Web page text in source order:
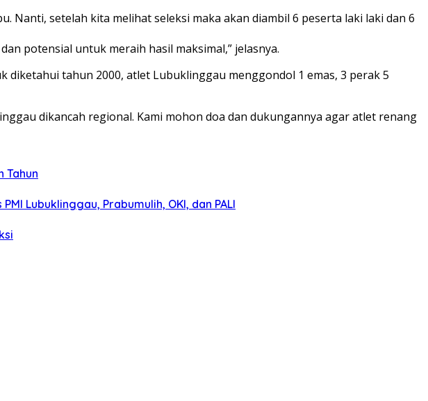
Nanti, setelah kita melihat seleksi maka akan diambil 6 peserta laki laki dan 6
potensial untuk meraih hasil maksimal,” jelasnya.
tahun 2000, atlet Lubuklinggau menggondol 1 emas, 3 perak 5
dikancah regional. Kami mohon doa dan dukungannya agar atlet renang
Tahun
Lubuklinggau, Prabumulih, OKI, dan PALI